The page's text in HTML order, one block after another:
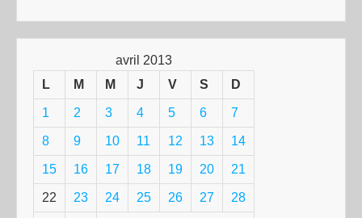
avril 2013
L
M M J V S D
1 2 3 4 5 6 7
8 9 10 11 12 13 14
15 16 17 18 19 20 21
22 23 24 25 26 27 28